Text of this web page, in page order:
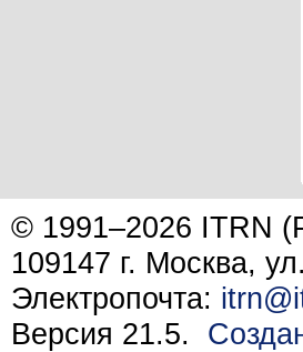
© 1991–2026 ITRN
109147 г. Москва,
Электропочта:
Версия 21.5.